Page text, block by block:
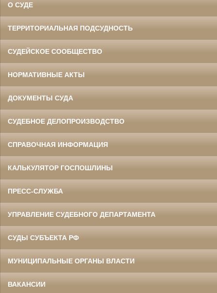
О СУДЕ
ТЕРРИТОРИАЛЬНАЯ ПОДСУДНОСТЬ
СУДЕЙСКОЕ СООБЩЕСТВО
НОРМАТИВНЫЕ АКТЫ
ДОКУМЕНТЫ СУДА
СУДЕБНОЕ ДЕЛОПРОИЗВОДСТВО
СПРАВОЧНАЯ ИНФОРМАЦИЯ
КАЛЬКУЛЯТОР ГОСПОШЛИНЫ
ПРЕСС-СЛУЖБА
УПРАВЛЕНИЕ СУДЕБНОГО ДЕПАРТАМЕНТА
СУДЫ СУБЪЕКТА РФ
МУНИЦИПАЛЬНЫЕ ОРГАНЫ ВЛАСТИ
ВАКАНСИИ